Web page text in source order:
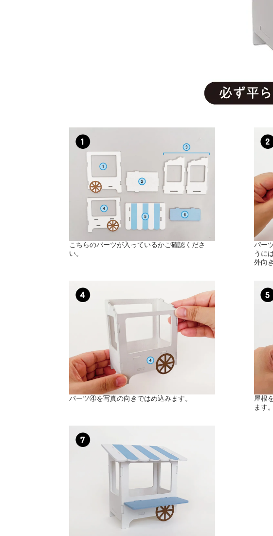
こちらのパーツが入っているかご確認くださ
い。
パー
うに
外向
パーツ④を写真の向きではめ込みます。
屋根
ます。